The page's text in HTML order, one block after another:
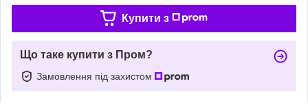
Купити з
Що таке купити з Пром?
Замовлення під захистом